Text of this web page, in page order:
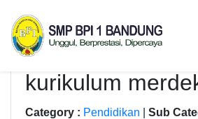
Workshop
kurikulum
Category : Pendidikan Sub